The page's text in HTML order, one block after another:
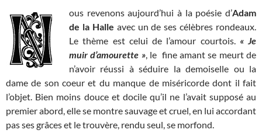
ous revenons aujourd’hui à la poésie d’Adam
de la Halle avec un de ses célèbres rondeaux.
Le thème est celui de l’amour courtois. « Je
muir d’amourette », le fine amant se meurt de
n’avoir réussi à séduire la demoiselle ou la
dame de son coeur et du manque de miséricorde dont il fait
l’objet. Bien moins douce et docile qu’il ne l’avait supposé au
premier abord, elle se montre sauvage et cruel, en lui accordant
pas ses grâces et le trouvère, rendu seul, se morfond.